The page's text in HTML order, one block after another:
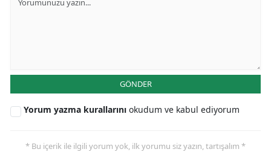
GÖNDER
Yorum yazma kurallarını okudum ve kabul ediyorum
* Bu içerik ile ilgili yorum yok, ilk yorumu siz yazın, tartışalım *